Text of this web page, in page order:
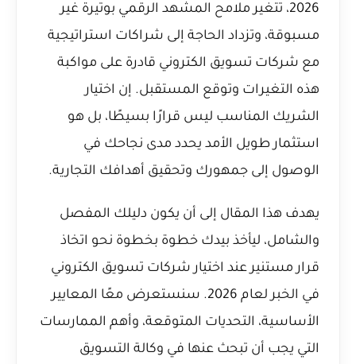
2026، تتغير ملامح المشهد الرقمي بوتيرة غير
مسبوقة، وتزداد الحاجة إلى شراكات استراتيجية
مع شركات تسويق الكتروني قادرة على مواكبة
هذه التغيرات وتوقع المستقبل. إن اختيار
الشريك المناسب ليس قرارًا بسيطًا، بل هو
استثمار طويل الأمد يحدد مدى نجاحك في
الوصول إلى جمهورك وتحقيق أهدافك التجارية.
يهدف هذا المقال إلى أن يكون دليلك المفصل
والشامل، ليأخذ بيدك خطوة بخطوة نحو اتخاذ
قرار مستنير عند اختيار شركات تسويق الكتروني
في الخبر لعام 2026. سنستعرض معًا المعايير
الأساسية، التحديات المتوقعة، وأهم الممارسات
التي يجب أن تبحث عنها في وكالة التسويق